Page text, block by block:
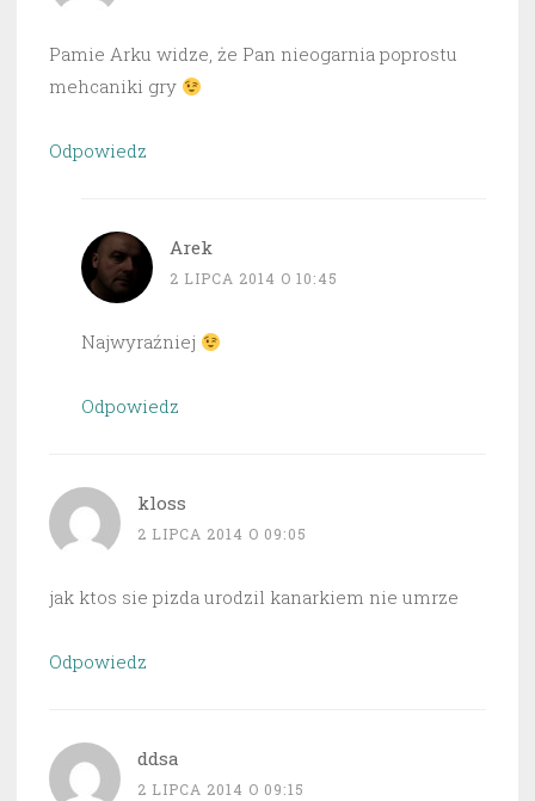
Pamie Arku widze, że Pan nieogarnia poprostu
mehcaniki gry
Odpowiedz
Arek
2 LIPCA 2014 O 10:45
Najwyraźniej
Odpowiedz
kloss
2 LIPCA 2014 O 09:05
jak ktos sie pizda urodzil kanarkiem nie umrze
Odpowiedz
ddsa
2 LIPCA 2014 O 09:15